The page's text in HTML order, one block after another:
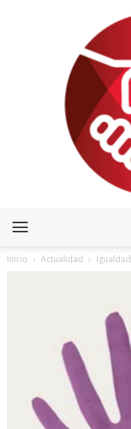
Inicio Actualidad Igualdad